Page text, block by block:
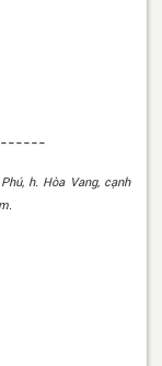
h. Hòa Vang, cạnh